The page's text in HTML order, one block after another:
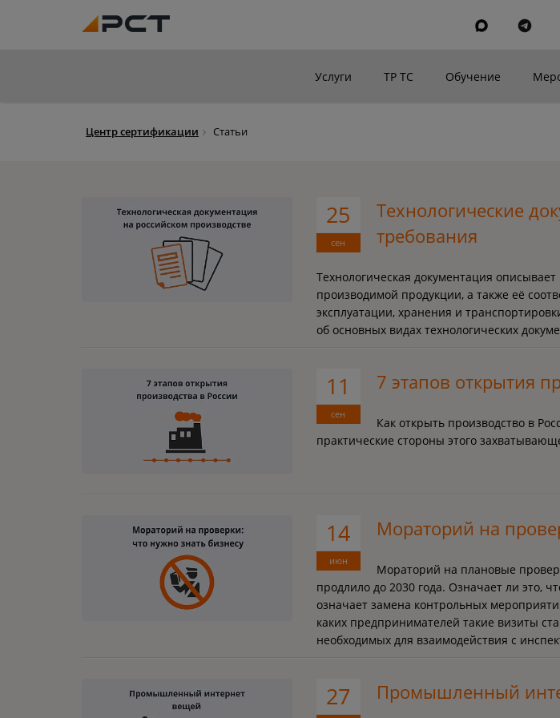
Услуги ТР ТС Обучение
Центр сертификации Статьи
25
сен
Технологические
требования
Технологическая документация
производимой продукции, а также её
эксплуатации, хранения и
об основных видах технологических
11
сен
7 этапов открытия
Как открыть производство в
практические стороны этого
14
июн
Мораторий на
Мораторий на плановые
продлило до 2030 года. Означает ли это,
означает замена контрольных
каких предпринимателей такие визиты
необходимых для взаимодействия с
27 Промышленный